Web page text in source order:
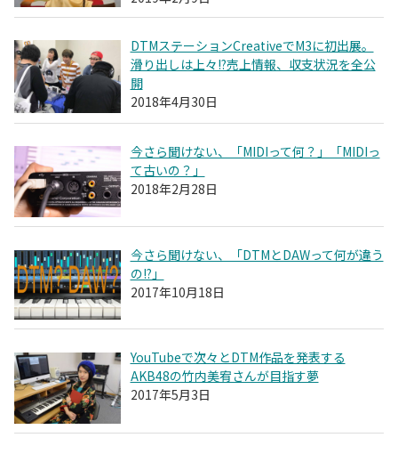
DTMステーションCreativeでM3に初出展。
滑り出しは上々!?売上情報、収支状況を全公
開
2018年4月30日
今さら聞けない、「MIDIって何？」「MIDIっ
て古いの？」
2018年2月28日
今さら聞けない、「DTMとDAWって何が違う
の!?」
2017年10月18日
YouTubeで次々とDTM作品を発表する
AKB48の竹内美宥さんが目指す夢
2017年5月3日